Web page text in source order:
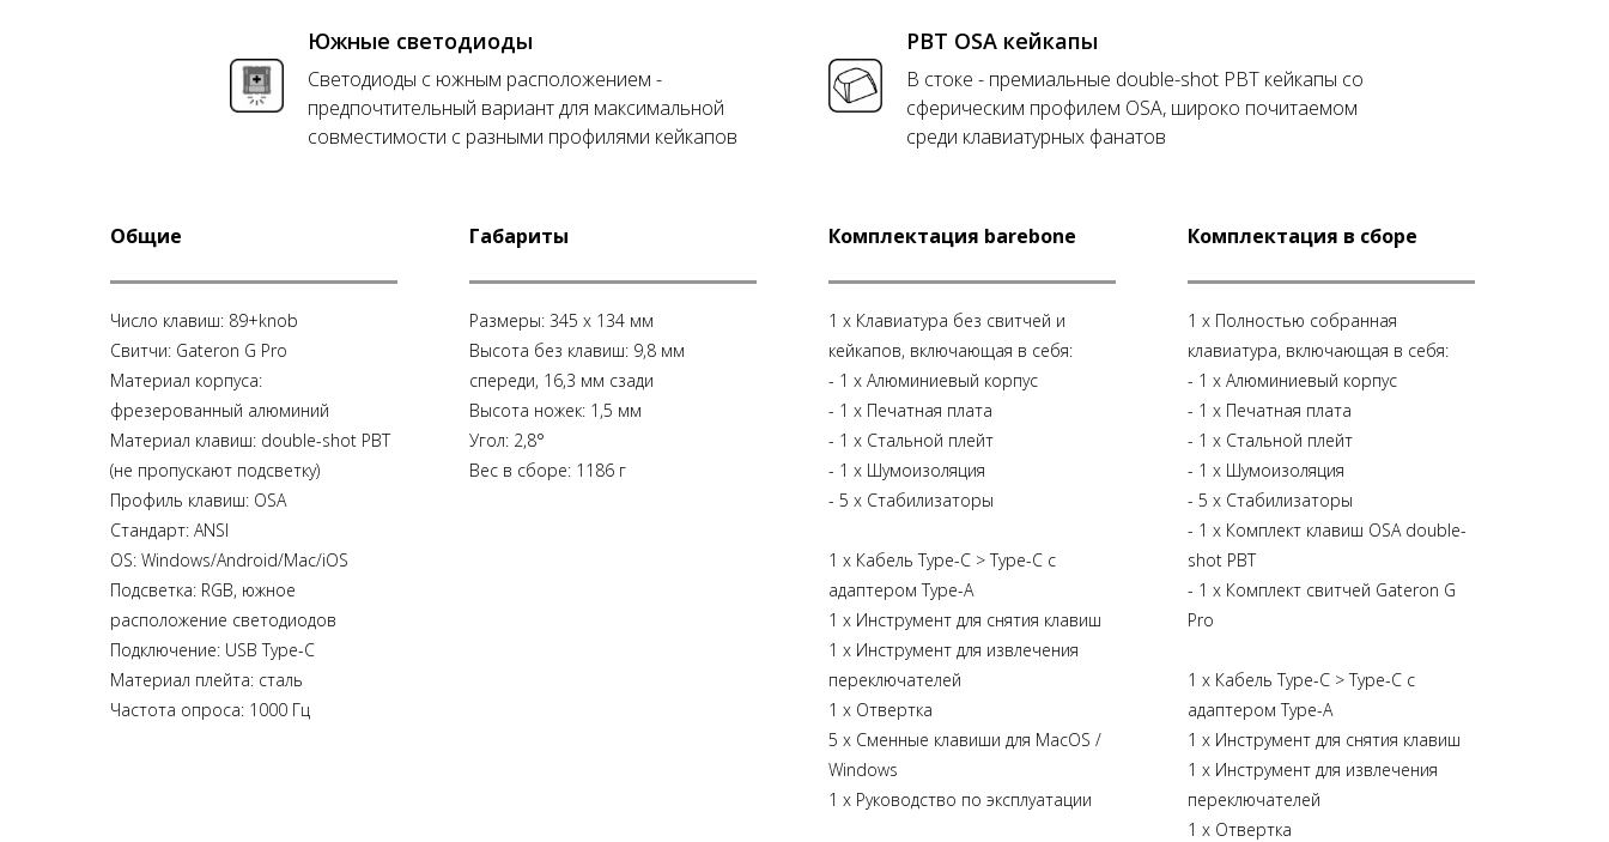
Южные светодиоды
Светодиоды с южным расположением -
предпочтительный вариант для максимальной
совместимости с разными профилями кейкапов
PBT OSA кейкапы
В стоке - премиальные double-shot PBT кейкапы со
сферическим профилем OSA, широко почитаемом
среди клавиатурных фанатов
Общие
Число клавиш: 89+knob
Свитчи: Gateron G Pro
Материал корпуса:
фрезерованный алюминий
Материал клавиш: double-shot PBT
(не пропускают подсветку)
Профиль клавиш: OSA
Стандарт: ANSI
OS: Windows/Android/Mac/iOS
Подсветка: RGB, южное
расположение светодиодов
Подключение: USB Type-C
Материал плейта: сталь
Частота опроса: 1000 Гц
Габариты
Размеры: 345 x 134 мм
Высота без клавиш: 9,8 мм
спереди, 16,3 мм сзади
Высота ножек: 1,5 мм
Угол: 2,8°
Вес в сборе: 1186 г
Комплектация barebone
1 x Клавиатура без свитчей и
кейкапов, включающая в себя:
- 1 х Алюминиевый корпус
- 1 х Печатная плата
- 1 х Стальной плейт
- 1 х Шумоизоляция
- 5 х Стабилизаторы
1 x Кабель Type-C > Type-C с
адаптером Type-A
1 х Инструмент для снятия клавиш
1 х Инструмент для извлечения
переключателей
1 х Отвертка
5 х Сменные клавиши для MacOS /
Windows
1 х Руководство по эксплуатации
Комплектация в сборе
1 x Полностью собранная
клавиатура, включающая в себя:
- 1 х Алюминиевый корпус
- 1 х Печатная плата
- 1 х Стальной плейт
- 1 х Шумоизоляция
- 5 х Стабилизаторы
- 1 x Комплект клавиш OSA double-
shot PBT
- 1 x Комплект свитчей Gateron G
Pro
1 x Кабель Type-C > Type-C с
адаптером Type-A
1 х Инструмент для снятия клавиш
1 х Инструмент для извлечения
переключателей
1 х Отвертка